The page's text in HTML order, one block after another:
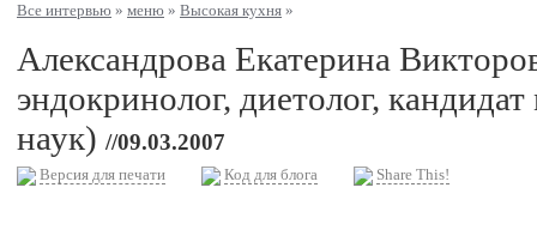
Все интервью » меню » Высокая кухня »
Александрова Екатерина
эндокринолог, диетолог,
наук) //09.03.2007
Версия для печати Код для блога Share This!